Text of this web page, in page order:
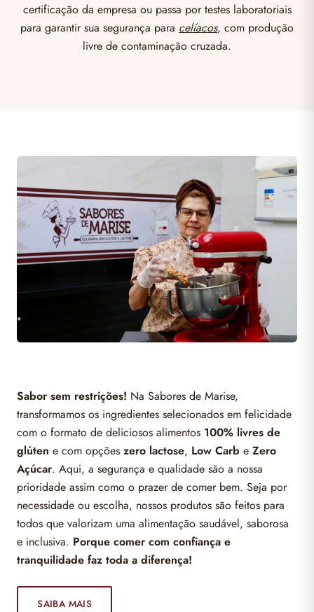
certificação da empresa ou passa por testes laboratoriais
para garantir sua segurança para celíacos, com produção
livre de contaminação cruzada.
Sabor sem restrições! Na Sabores de Marise,
transformamos os ingredientes selecionados em felicidade
com o formato de deliciosos alimentos 100% livres de
glúten e com opções zero lactose, Low Carb e Zero
Açúcar. Aqui, a segurança e qualidade são a nossa
prioridade assim como o prazer de comer bem. Seja por
necessidade ou escolha, nossos produtos são feitos para
todos que valorizam uma alimentação saudável, saborosa
e inclusiva. Porque comer com confiança e
tranquilidade faz toda a diferença!
SAIBA MAIS